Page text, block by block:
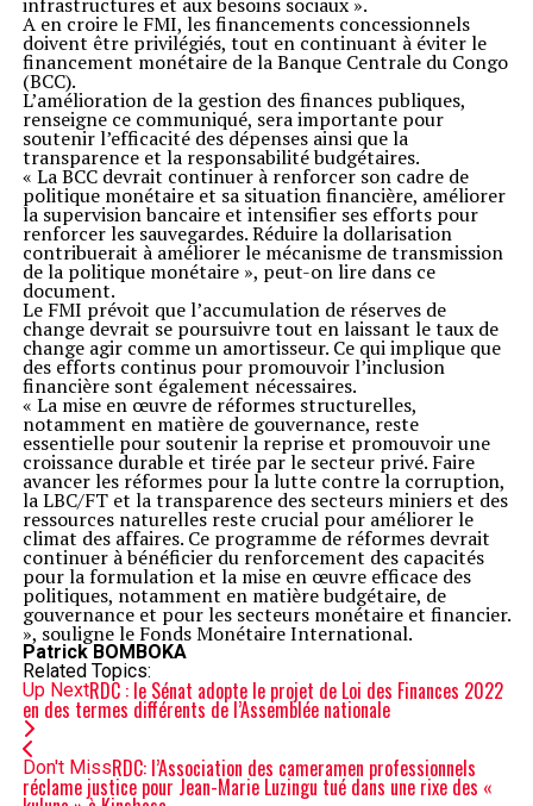
A en croire le FMI, les financements concessionnels
doivent être privilégiés, tout en continuant à éviter le
financement monétaire de la Banque Centrale du Congo
(BCC).
L’amélioration de la gestion des finances publiques,
renseigne ce communiqué, sera importante pour
soutenir l’efficacité des dépenses ainsi que la
transparence et la responsabilité budgétaires.
« La BCC devrait continuer à renforcer son cadre de
politique monétaire et sa situation financière, améliorer
la supervision bancaire et intensifier ses efforts pour
renforcer les sauvegardes. Réduire la dollarisation
contribuerait à améliorer le mécanisme de transmission
de la politique monétaire », peut-on lire dans ce
document.
Le FMI prévoit que l’accumulation de réserves de
change devrait se poursuivre tout en laissant le taux de
change agir comme un amortisseur. Ce qui implique que
des efforts continus pour promouvoir l’inclusion
financière sont également nécessaires.
« La mise en œuvre de réformes structurelles,
notamment en matière de gouvernance, reste
essentielle pour soutenir la reprise et promouvoir une
croissance durable et tirée par le secteur privé. Faire
avancer les réformes pour la lutte contre la corruption,
la LBC/FT et la transparence des secteurs miniers et des
ressources naturelles reste crucial pour améliorer le
climat des affaires. Ce programme de réformes devrait
continuer à bénéficier du renforcement des capacités
pour la formulation et la mise en œuvre efficace des
politiques, notamment en matière budgétaire, de
gouvernance et pour les secteurs monétaire et financier.
», souligne le Fonds Monétaire International.
Patrick BOMBOKA
Related Topics:
Up NextRDC : le Sénat adopte le projet de Loi des Finances 2022
en des termes différents de l’Assemblée nationale
Don't MissRDC: l’Association des cameramen professionnels
réclame justice pour Jean-Marie Luzingu tué dans une rixe des «